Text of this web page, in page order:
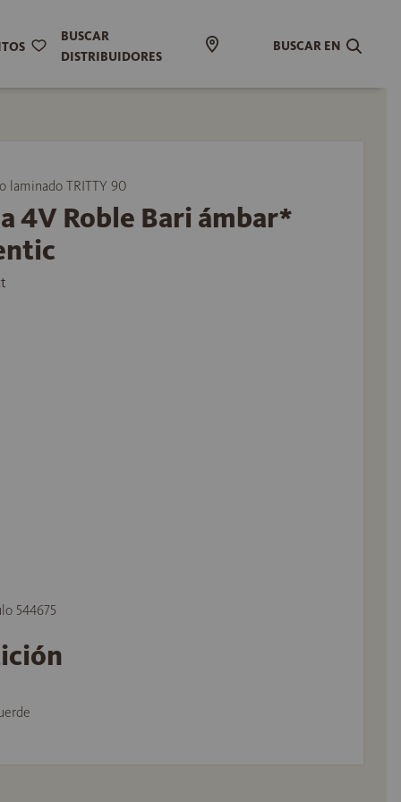
BUSCAR
DISTRIBUIDORES
BUSCAR EN
laminado TRITTY 90
4V Roble Bari ámbar*
544675